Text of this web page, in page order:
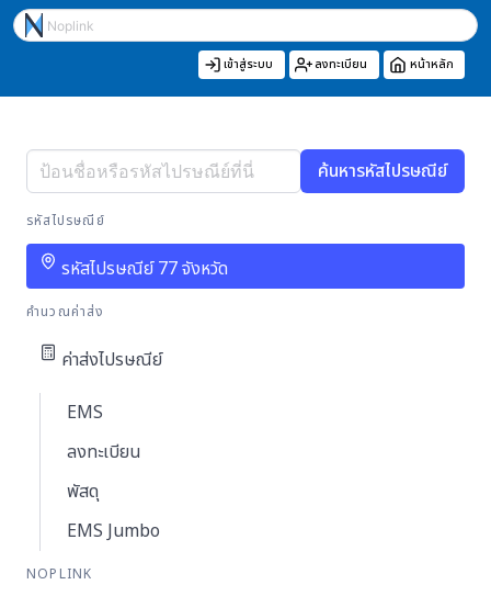
เข้าสู่ระบบ ลงทะเบียน หน้าหลัก
ค้นหารหัสไปรษณีย์
รหัสไปรษณีย์
รหัสไปรษณีย์ 77 จังหวัด
คำนวณค่าส่ง
ค่าส่งไปรษณีย์
EMS
ลงทะเบียน
พัสดุ
EMS Jumbo
NOPLINK